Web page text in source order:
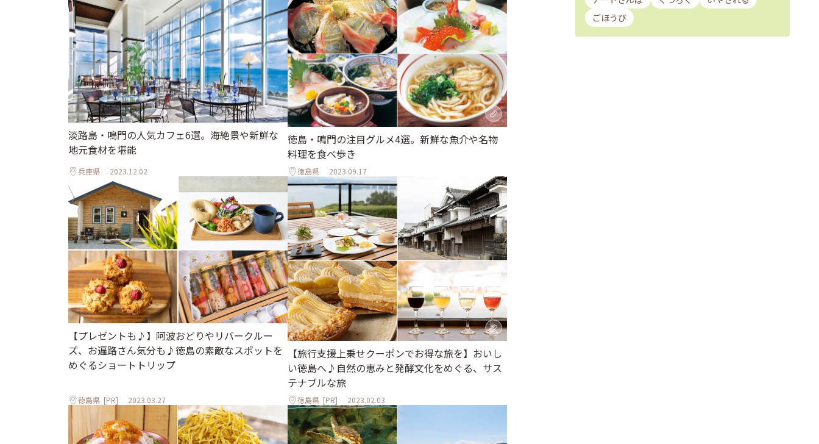
淡路島・鳴門の人気カフェ6選。海絶景や新鮮な
地元食材を堪能
兵庫県 2023.12.02
徳島・鳴門の注目グルメ4選。新鮮な魚介や名物
料理を食べ歩き
徳島県 2023.09.17
【プレゼントも♪】阿波おどりやリバークルー
ズ、お遍路さん気分も♪徳島の素敵なスポットを
めぐるショートトリップ
徳島県 [PR] 2023.03.27
【旅行支援上乗せクーポンでお得な旅を】おいし
い徳島へ♪自然の恵みと発酵文化をめぐる、サス
テナブルな旅
徳島県 [PR] 2023.02.03
ごほうび